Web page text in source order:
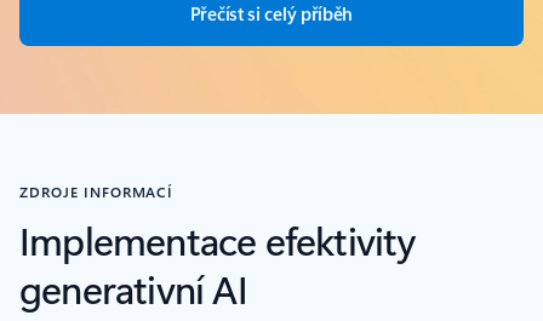
Přečíst si celý příběh
ZDROJE INFORMACÍ
Implementace efektivity
generativní AI